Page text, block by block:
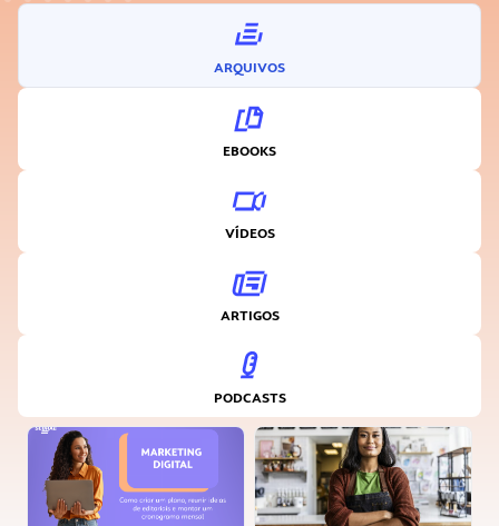
ARQUIVOS
EBOOKS
VÍDEOS
ARTIGOS
PODCASTS